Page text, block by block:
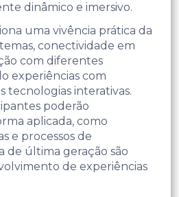
dinâmico e imersivo.
uma vivência prática da
conectividade em
com diferentes
experiências com
tecnologias interativas.
poderão
aplicada, como
e processos de
de última geração são
de experiências